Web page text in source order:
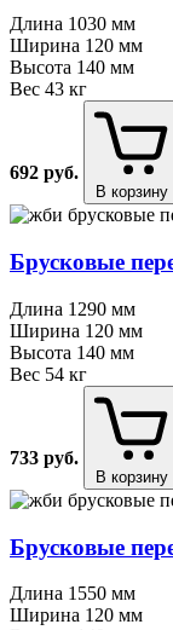
Длина 1030 мм
Ширина 120 мм
Высота 140 мм
Вес 43 кг
692 руб.
В корзину
Брусковые
Длина 1290 мм
Ширина 120 мм
Высота 140 мм
Вес 54 кг
733 руб.
В корзину
Брусковые
Длина 1550 мм
Ширина 120 мм